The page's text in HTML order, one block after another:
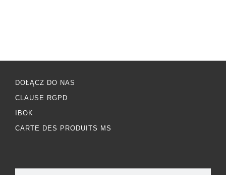
DOŁĄCZ DO NAS
CLAUSE RGPD
IBOK
CARTE DES PRODUITS MS